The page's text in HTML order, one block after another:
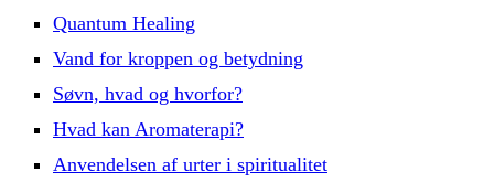
Quantum Healing
Vand for kroppen og betydning
Søvn, hvad og hvorfor?
Hvad kan Aromaterapi?
Anvendelsen af urter i spiritualitet